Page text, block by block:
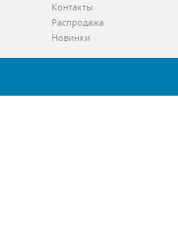
Контакты
Распродажа
Новинки